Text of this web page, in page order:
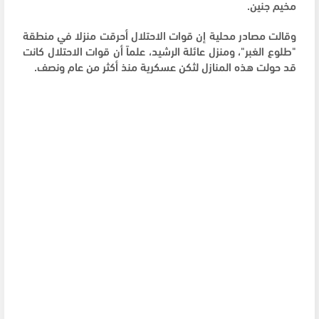
مخيم جنين.
وقالت مصادر محلية إن قوات الاحتلال أحرقت منزلا في منطقة
"طلوع الغبر"، ومنزل عائلة الرشيد، علماً أن قوات الاحتلال كانت
قد حولت هذه المنازل لثكن عسكرية منذ أكثر من عام ونصف.